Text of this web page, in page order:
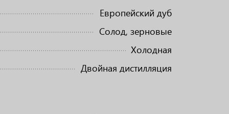
Европейский дуб
Солод, зерновые
Холодная
Двойная дистилляция